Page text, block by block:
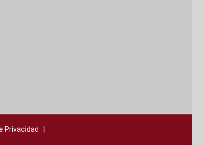
Privacidad